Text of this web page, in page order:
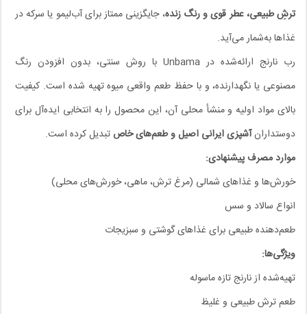
ترشِ طبیعی، عطر قوی و رنگ زنده، جایگزینی ممتاز برای آب‌لیمو یا سرکه در
غذاها به‌شمار می‌آید.
رب نارنج ارائه‌شده در Unbama با روش سنتی، بدون افزودن رنگ
مصنوعی یا نگهدارنده، و با حفظ طعم واقعی میوه تهیه شده است. کیفیت
بالای مواد اولیه و منشأ محلی آن، این محصول را به انتخابی ایده‌آل برای
دوستدارانآشپزی ایرانی اصیل و طعم‌های خاصتبدیل کرده است.
موارد مصرف پیشنهادی:
خورش‌ها و غذاهای شمالی (مرغ ترش، ماهی، خورش‌های محلی)
انواع سالاد و سس
طعم‌دهنده طبیعی برای غذاهای گوشتی و سبزیجات
ویژگی‌ها:
تهیه‌شده از نارنج تازه ماسوله
طعم ترش طبیعی و غلیظ